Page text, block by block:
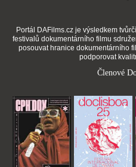
Portál DAFilms.cz je výsledkem
festivalů dokumentárního filmu
posouvat hranice dokumentárního
podporovat
Členové